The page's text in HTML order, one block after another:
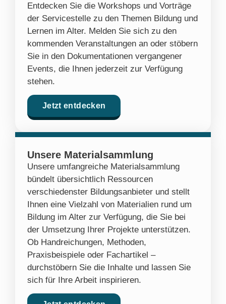
Entdecken Sie die Workshops und Vorträge
der Servicestelle zu den Themen Bildung und
Lernen im Alter. Melden Sie sich zu den
kommenden Veranstaltungen an oder stöbern
Sie in den Dokumentationen vergangener
Events, die Ihnen jederzeit zur Verfügung
stehen.
Jetzt entdecken
Unsere Materialsammlung
Unsere umfangreiche Materialsammlung
bündelt übersichtlich Ressourcen
verschiedenster Bildungsanbieter und stellt
Ihnen eine Vielzahl von Materialien rund um
Bildung im Alter zur Verfügung, die Sie bei
der Umsetzung Ihrer Projekte unterstützen.
Ob Handreichungen, Methoden,
Praxisbeispiele oder Fachartikel –
durchstöbern Sie die Inhalte und lassen Sie
sich für Ihre Arbeit inspirieren.